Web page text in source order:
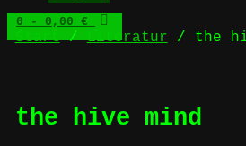
0 - 0,00 €
Start/Literatur / the
the hive mind